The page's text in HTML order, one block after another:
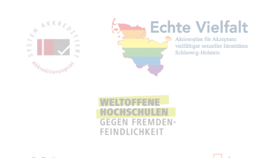
Mit­glied­schaf­ten,